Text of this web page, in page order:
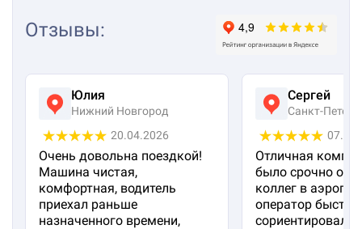
Отзывы:
Юлия
Нижний Новгород
20.04.2026
Очень довольна поездкой!
Машина чистая,
комфортная, водитель
приехал раньше
назначенного времени,
Сергей
Санкт-
Отличная
было срочно
коллег в
оператор быстро
сориентировал и